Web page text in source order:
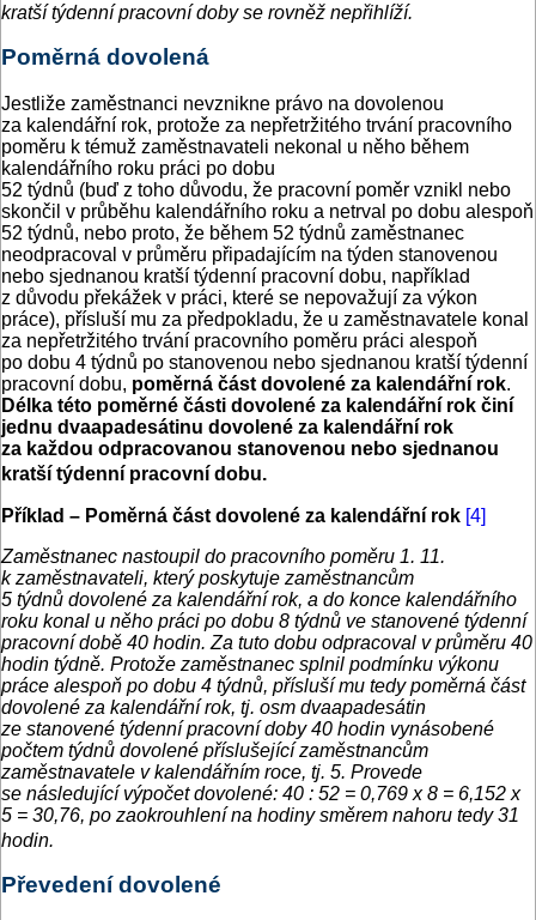
kratší týdenní pracovní doby se rovněž nepřihlíží.
Poměrná dovolená
Jestliže zaměstnanci nevznikne právo na dovolenou
za kalendářní rok, protože za nepřetržitého trvání pracovního
poměru k témuž zaměstnavateli nekonal u něho během
kalendářního roku práci po dobu
52 týdnů (buď z toho důvodu, že pracovní poměr vznikl nebo
skončil v průběhu kalendářního roku a netrval po dobu alespoň
52 týdnů, nebo proto, že během 52 týdnů zaměstnanec
neodpracoval v průměru připadajícím na týden stanovenou
nebo sjednanou kratší týdenní pracovní dobu, například
z důvodu překážek v práci, které se nepovažují za výkon
práce), přísluší mu za předpokladu, že u zaměstnavatele konal
za nepřetržitého trvání pracovního poměru práci alespoň
po dobu 4 týdnů po stanovenou nebo sjednanou kratší týdenní
pracovní dobu, poměrná část dovolené za kalendářní rok.
Délka této poměrné části dovolené za kalendářní rok činí
jednu dvaapadesátinu dovolené za kalendářní rok
za každou odpracovanou stanovenou nebo sjednanou
kratší týdenní pracovní dobu.
Příklad – Poměrná část dovolené za kalendářní rok [4]
Zaměstnanec nastoupil do pracovního poměru 1. 11.
k zaměstnavateli, který poskytuje zaměstnancům
5 týdnů dovolené za kalendářní rok, a do konce kalendářního
roku konal u něho práci po dobu 8 týdnů ve stanovené týdenní
pracovní době 40 hodin. Za tuto dobu odpracoval v průměru 40
hodin týdně. Protože zaměstnanec splnil podmínku výkonu
práce alespoň po dobu 4 týdnů, přísluší mu tedy poměrná část
dovolené za kalendářní rok, tj. osm dvaapadesátin
ze stanovené týdenní pracovní doby 40 hodin vynásobené
počtem týdnů dovolené příslušející zaměstnancům
zaměstnavatele v kalendářním roce, tj. 5. Provede
se následující výpočet dovolené: 40 : 52 = 0,769 x 8 = 6,152 x
5 = 30,76, po zaokrouhlení na hodiny směrem nahoru tedy 31
hodin.
Převedení dovolené